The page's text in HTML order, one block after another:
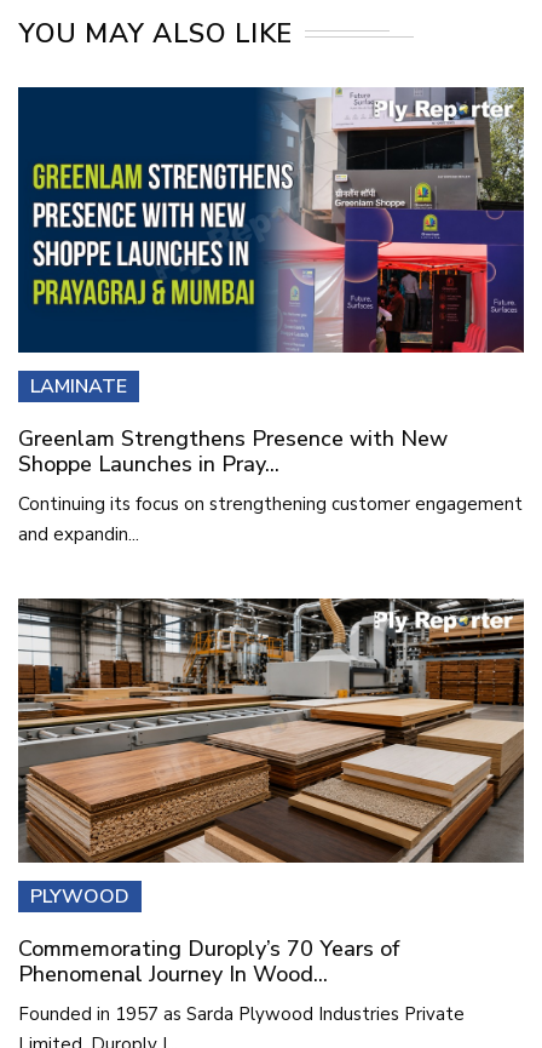
YOU MAY ALSO LIKE
LAMINATE
Greenlam Strengthens Presence with New
Shoppe Launches in Pray...
Continuing its focus on strengthening customer engagement
and expandin...
PLYWOOD
Commemorating Duroply’s 70 Years of
Phenomenal Journey In Wood...
Founded in 1957 as Sarda Plywood Industries Private